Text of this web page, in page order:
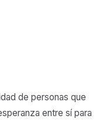
de personas que
entre sí para